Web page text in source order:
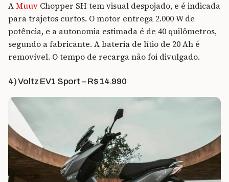
AMuuv Chopper SH tem visual despojado, e é indicada
para trajetos curtos. O motor entrega 2.000 W de
potência, e a autonomia estimada é de 40 quilômetros,
segundo a fabricante. A bateria de lítio de 20 Ah é
removível. O tempo de recarga não foi divulgado.
4) Voltz EV1 Sport – R$ 14.990